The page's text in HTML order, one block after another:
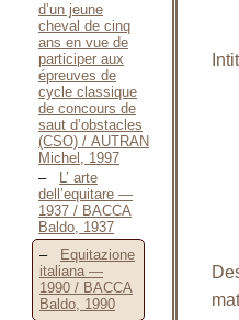
d’un jeune
cheval de cinq
ans en vue de
participer aux
épreuves de
cycle classique
de concours de
saut d’obstacles
(CSO) / AUTRAN
Michel, 1997
L’ arte
dell’equitare —
1937 / BACCA
Baldo, 1937
Equitazione
italiana —
1990 / BACCA
Baldo, 1990